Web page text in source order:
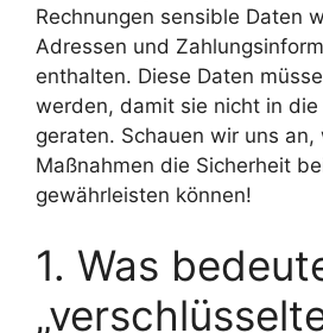
Rechnungen sensible Daten
Adressen und
enthalten. Diese Daten
werden, damit sie nicht in
geraten. Schauen wir uns an,
Maßnahmen die Sicherheit
gewährleisten können!
1. Was